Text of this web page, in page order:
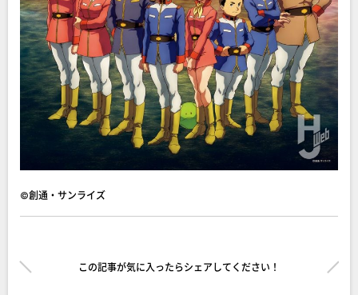
©創通・サンライズ
この記事が気に入ったらシェアしてください！